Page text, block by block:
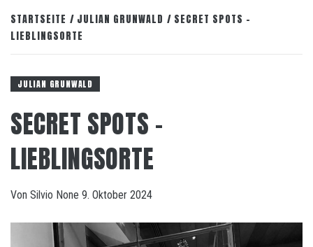
STARTSEITE JULIAN GRUNWALD
SECRET SPOTS –
LIEBLINGSORTE
JULIAN GRUNWALD
SECRET SPOTS –
LIEBLINGSORTE
Von Silvio None 9. Oktober 2024